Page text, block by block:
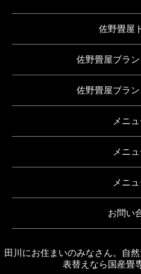
田川にお住まいのみなさん。自
表替えなら国産畳
佐野畳屋
佐野畳屋ブラン
佐野畳屋ブラン
メニュ
メニ
メニ
お問い